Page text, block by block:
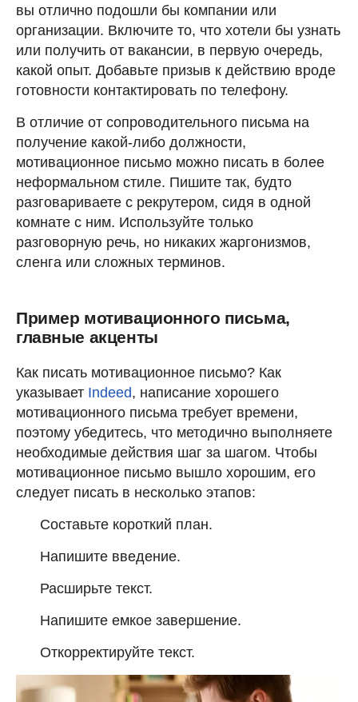
вы отлично подошли бы компании или
организации. Включите то, что хотели бы узнать
или получить от вакансии, в первую очередь,
какой опыт. Добавьте призыв к действию вроде
готовности контактировать по телефону.
В отличие от сопроводительного письма на
получение какой-либо должности,
мотивационное письмо можно писать в более
неформальном стиле. Пишите так, будто
разговариваете с рекрутером, сидя в одной
комнате с ним. Используйте только
разговорную речь, но никаких жаргонизмов,
сленга или сложных терминов.
Пример мотивационного письма,
главные акценты
Как писать мотивационное письмо? Как
указывает Indeed, написание хорошего
мотивационного письма требует времени,
поэтому убедитесь, что методично выполняете
необходимые действия шаг за шагом. Чтобы
мотивационное письмо вышло хорошим, его
следует писать в несколько этапов:
Составьте короткий план.
Напишите введение.
Расширьте текст.
Напишите емкое завершение.
Откорректируйте текст.